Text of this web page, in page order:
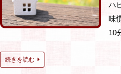
ハ
味
10
続きを読む